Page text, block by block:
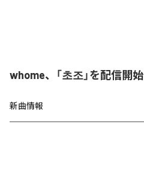
whome、「초조」を配信開始
新曲情報